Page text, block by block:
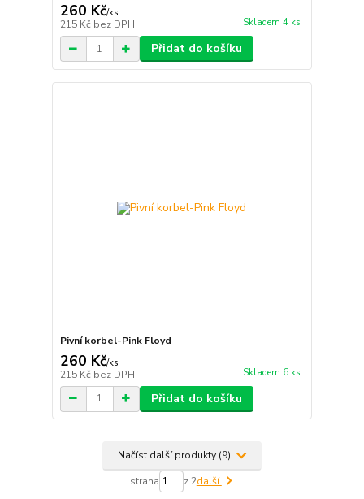
260 Kč/ks
215 Kč bez DPH Skladem 4 ks
Přidat do košíku
Pivní korbel-Pink Floyd
260 Kč/ks
215 Kč bez DPH Skladem 6 ks
Přidat do košíku
Načíst další produkty (9)
strana z 2další